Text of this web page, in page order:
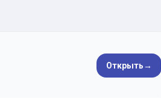
Открыть→